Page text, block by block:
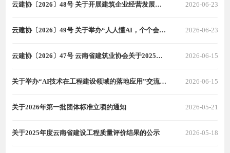
云建协〔2026〕48号 关于开展建筑企业经营发展情况专题调研的函 2026-06-23
云建协〔2026〕49号 关于举办“人人懂AI，个个会编程”实操培训班的通知 2026-06-23
云建协〔2026〕47号 云南省建筑业协会关于2025年度云南省建设工程质量评价项目信息变更的公告 2026-06-15
关于举办“AI技术在工程建设领域的落地应用”交流会的通知 2026-06-15
关于2026年第一批团体标准立项的通知 2026-05-21
关于2025年度云南省建设工程质量评价结果的公示 2026-05-18